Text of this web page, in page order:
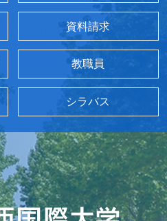
資料請求
教職員
シラバス